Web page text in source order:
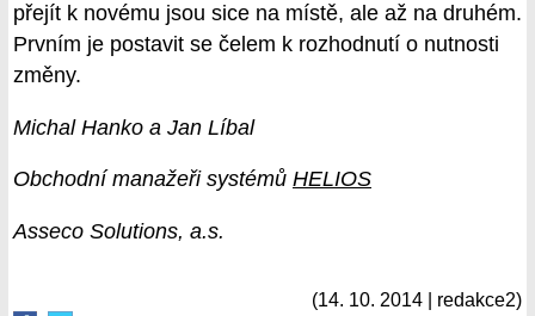
přejít k novému jsou sice na místě, ale až na druhém.
Prvním je postavit se čelem k rozhodnutí o nutnosti
změny.
Michal Hanko a Jan Líbal
Obchodní manažeři systémů HELIOS
Asseco Solutions, a.s.
(14. 10. 2014 | redakce2)